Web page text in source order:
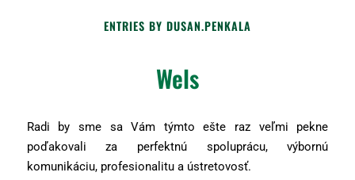
ENTRIES BY DUSAN.PENKALA
Wels
Radi by sme sa Vám týmto ešte raz veľmi pekne
poďakovali za perfektnú spoluprácu, výbornú
komunikáciu, profesionalitu a ústretovosť.